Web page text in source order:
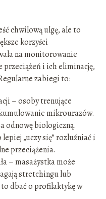
chwilową ulgę, ale to
korzyści
na monitorowanie
przeciążeń i ich eliminację,
zabiegi to:
– osoby trenujące
mikrourazów.
odnowę biologiczną.
„uczy się” rozluźniać i
przeciążenia.
– masażystka może
stretchingu lub
dbać o profilaktykę w